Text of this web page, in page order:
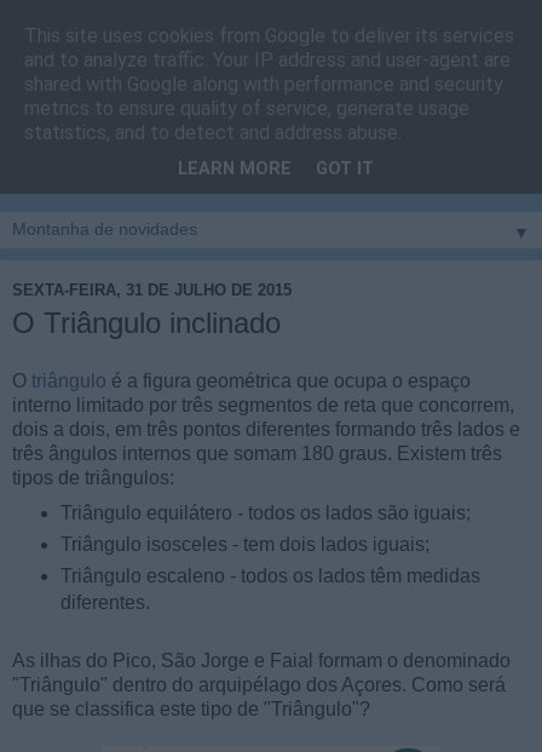
Cais do Pico
Blog sobre um pouco de tudo relacionado com a ilha
vila e ao concelho de São Roque do Pico
▼
SEXTA-FEIRA, 31 DE JULHO DE 2015
O Triângulo inclinado
O triângulo é a figura geométrica que ocupa o espaço
interno limitado por três segmentos de reta que concorrem,
dois a dois, em três pontos diferentes formando três lados e
três ângulos internos que somam 180 graus. Existem três
tipos de triângulos:
Triângulo equilátero - todos os lados são iguais;
Triângulo isosceles - tem dois lados iguais;
Triângulo escaleno - todos os lados têm medidas
diferentes.
As ilhas do Pico, São Jorge e Faial formam o denominado
"Triângulo" dentro do arquipélago dos Açores. Como será
que se classifica este tipo de "Triângulo"?
This site uses cookies from Google to deliver its services
and to analyze traffic. Your IP address and user-agent are
shared with Google along with performance and security
metrics to ensure quality of service, generate usage
statistics, and to detect and address abuse.
LEARN MORE GOT IT